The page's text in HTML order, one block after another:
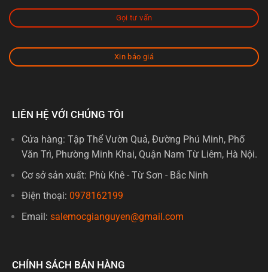
Gọi tư vấn
Xin báo giá
LIÊN HỆ VỚI CHÚNG TÔI
Cửa hàng: Tập Thể Vườn Quả, Đường Phú Minh, Phố
Văn Trì, Phường Minh Khai, Quận Nam Từ Liêm, Hà Nội.
Cơ sở sản xuất: Phù Khê - Từ Sơn - Bắc Ninh
Điện thoại: 0978162199
Email: salemocgianguyen@gmail.com
CHÍNH SÁCH BÁN HÀNG